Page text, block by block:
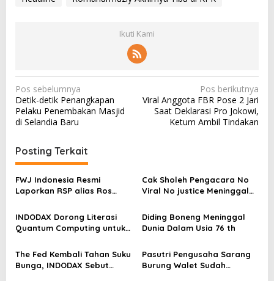
Ikuti Kami
N
a
v
g
a
s
p
s
Pos sebelumnya
Detik-detik Penangkapan
Pelaku Penembakan Masjid
di Selandia Baru
Pos berikutnya
Viral Anggota FBR Pose 2 Jari
Saat Deklarasi Pro Jokowi,
Ketum Ambil Tindakan
Posting Terkait
FWJ Indonesia Resmi
Laporkan RSP alias Ros
Cak Sholeh Pengacara No
Viral No justice Meninggal
INDODAX Dorong Literasi
Quantum Computing untuk
Blockchain
Diding Boneng Meninggal
Dunia Dalam Usia 76 th
The Fed Kembali Tahan Suku
Bunga, INDODAX Sebut
Pasutri Pengusaha Sarang
Burung Walet Sudah